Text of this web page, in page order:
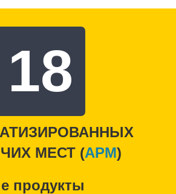
18
МЕСТ (APM)
продукты